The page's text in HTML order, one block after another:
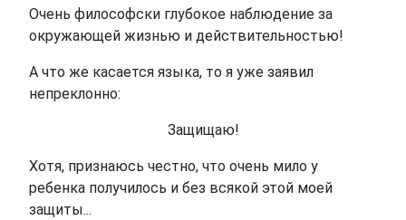
Очень философски глубокое наблюдение за
окружающей жизнью и действительностью!
А что же касается языка, то я уже заявил
непреклонно:
Защищаю!
Хотя, признаюсь честно, что очень мило у
ребенка получилось и без всякой этой моей
защиты...